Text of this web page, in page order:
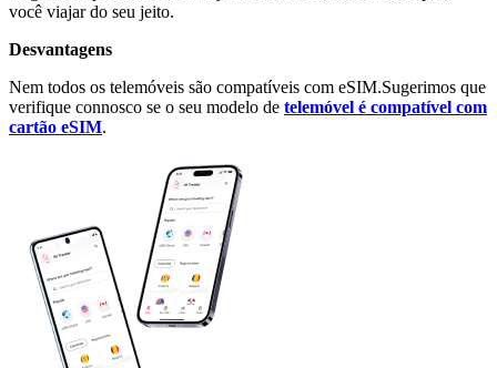
você viajar do seu jeito.
Desvantagens
Nem todos os telemóveis são compatíveis com eSIM.Sugerimos que
verifique connosco se o seu modelo de telemóvel é compatível com
cartão eSIM.